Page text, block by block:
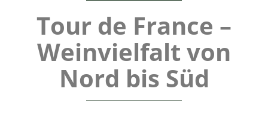
Tour de France –
Weinvielfalt von
Nord bis Süd